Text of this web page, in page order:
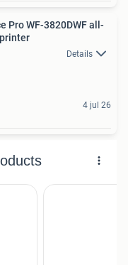
Pro WF-3820DWF all-
Details
4 jul 26